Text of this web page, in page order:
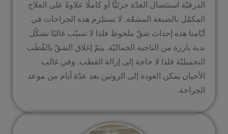
الدرقيّة استئصال الغدّة جزئيًّا أو كاملًا علاوةً على العلاج
المكمّل بالصبغة المشعّة. لا تستلزم هذه الجراحات في
أيّامنا هذه إحداث شقّ ملحوظ فلذا لا تسبّب غالبًا تشكّل
ندبة بارزة من الناحية الجماليّة. يتمّ إغلاق الشقّ بالقُطَب
التجميليّة فلذا لا حاجة إلى إزالة القطب. وفي غالب
الأحيان يمكن العودة إلى الروتين بعد عدّة أيام من موعد
الجراحة.